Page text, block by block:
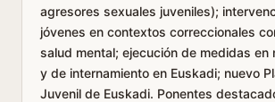
agresores sexuales juveniles);
jóvenes en contextos correccionales
salud mental; ejecución de medidas en
y de internamiento en Euskadi; nuevo
Juvenil de Euskadi. Ponentes